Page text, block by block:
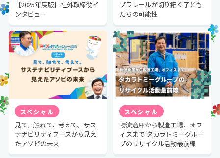
【2025年度版】社外取締役イ
ンタビュー
プラレールが切り拓く子ども
たちの可能性
スペシャル
見て、触れて、考えて。 サス
テナビリティブースから見え
たアソビの未来
スペシャル
物流倉庫から製造工場、オフ
ィスまで タカラトミーグルー
プのリサイクル活動最前線